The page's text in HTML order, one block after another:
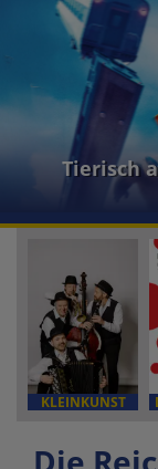
Tierisch
KLEINKUNST